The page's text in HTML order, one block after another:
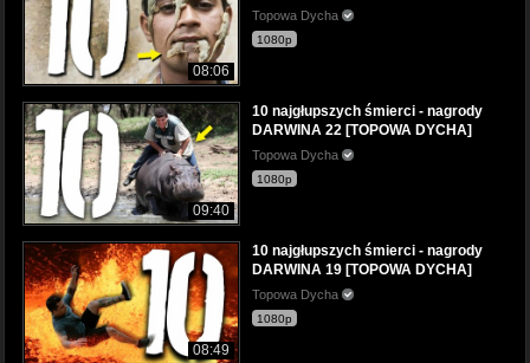
08:06
Topowa Dycha
1080p
09:40
10 najgłupszych śmierci - nagrody
DARWINA 22 [TOPOWA DYCHA]
Topowa Dycha
1080p
08:49
10 najgłupszych śmierci - nagrody
DARWINA 19 [TOPOWA DYCHA]
Topowa Dycha
1080p